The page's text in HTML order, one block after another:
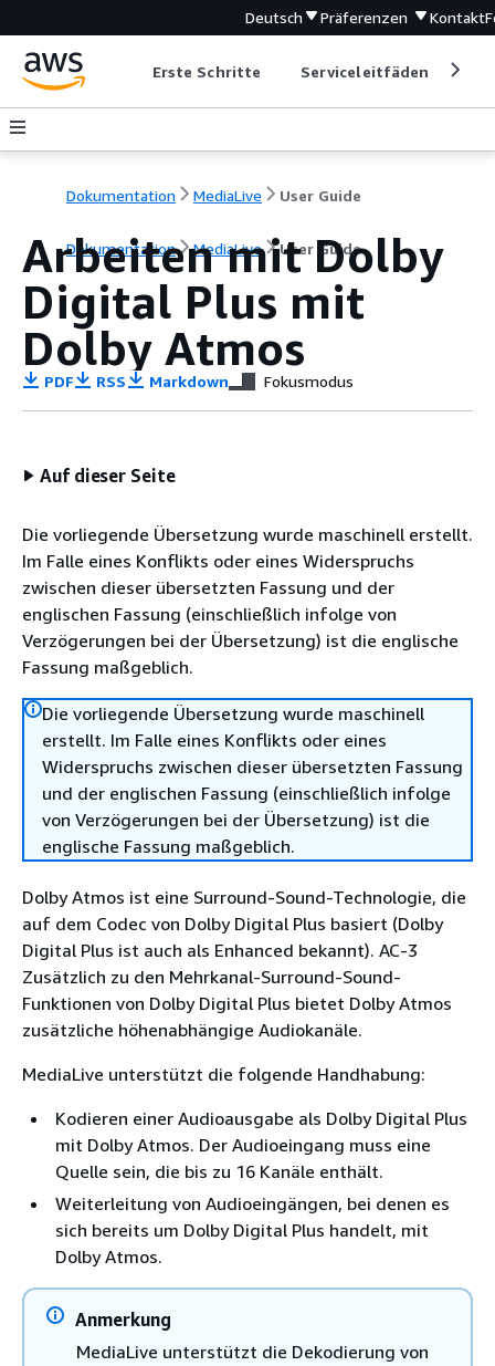
Deutsch Präferenzen Kontakt
Erste Schritte Serviceleitfäden
Dokumentation MediaLive User Guide
Dokumentation MediaLive User Guide
Arbeiten mit Dolby
Digital Plus mit
Dolby Atmos
PDF RSS Markdown Fokusmodus
Auf dieser Seite
Die vorliegende Übersetzung wurde maschinell erstellt.
Im Falle eines Konflikts oder eines Widerspruchs
zwischen dieser übersetzten Fassung und der
englischen Fassung (einschließlich infolge von
Verzögerungen bei der Übersetzung) ist die englische
Fassung maßgeblich.
Die vorliegende Übersetzung wurde maschinell
erstellt. Im Falle eines Konflikts oder eines
Widerspruchs zwischen dieser übersetzten Fassung
und der englischen Fassung (einschließlich infolge
von Verzögerungen bei der Übersetzung) ist die
englische Fassung maßgeblich.
Dolby Atmos ist eine Surround-Sound-Technologie, die
auf dem Codec von Dolby Digital Plus basiert (Dolby
Digital Plus ist auch als Enhanced bekannt). AC-3
Zusätzlich zu den Mehrkanal-Surround-Sound-
Funktionen von Dolby Digital Plus bietet Dolby Atmos
zusätzliche höhenabhängige Audiokanäle.
MediaLive unterstützt die folgende Handhabung:
Kodieren einer Audioausgabe als Dolby Digital Plus
mit Dolby Atmos. Der Audioeingang muss eine
Quelle sein, die bis zu 16 Kanäle enthält.
Weiterleitung von Audioeingängen, bei denen es
sich bereits um Dolby Digital Plus handelt, mit
Dolby Atmos.
Anmerkung
MediaLive unterstützt die Dekodierung von